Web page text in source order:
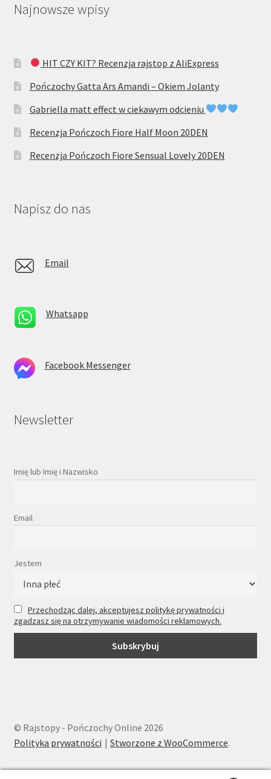
Najnowsze wpisy
HIT CZY KIT? Recenzja rajstop z AliExpress
Pończochy Gatta Ars Amandi – Okiem Jolanty
Gabriella matt effect w ciekawym odcieniu
Recenzja Pończoch Fiore Half Moon 20DEN
Recenzja Pończoch Fiore Sensual Lovely 20DEN
Napisz do nas
Email
Whatsapp
Facebook Messenger
Newsletter
Imię lub Imię i Nazwisko
Email
Jestem
Przechodząc dalej, akceptujesz politykę prywatności i
zgadzasz się na otrzymywanie wiadomości reklamowych.
© Rajstopy - Pończochy Online 2026
Polityka prywatności
Stworzone z WooCommerce.